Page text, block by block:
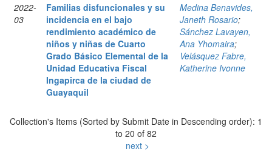
2022-
03
Familias disfuncionales y su
incidencia en el bajo
rendimiento académico de
niños y niñas de Cuarto
Grado Básico Elemental de la
Unidad Educativa Fiscal
Ingapirca de la ciudad de
Guayaquil
Medina Benavides,
Janeth Rosario;
Sánchez Lavayen,
Ana Yhomaira;
Velásquez Fabre,
Katherine Ivonne
Collection's Items (Sorted by Submit Date in Descending order): 1
to 20 of 82
next >